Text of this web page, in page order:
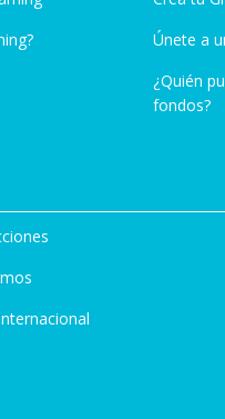
Únete a
¿Quién
fondos?